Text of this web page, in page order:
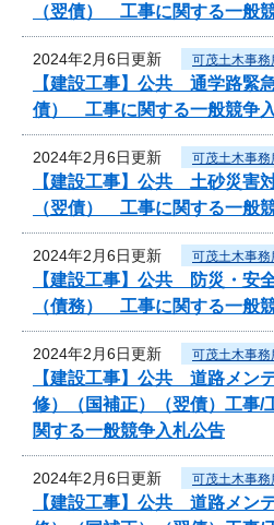
（翌債） 工事に関する一般
2024年2月6日更新 可茂土木事務
【建設工事】公共 通学路
債） 工事に関する一般競争
2024年2月6日更新 可茂土木事務
【建設工事】公共 土砂災害
（翌債） 工事に関する一般
2024年2月6日更新 可茂土木事務
【建設工事】公共 防災・安
（債務） 工事に関する一般
2024年2月6日更新 可茂土木事務
【建設工事】公共 道路メン
修）（国補正）（翌債）工事/
関する一般競争入札公告
2024年2月6日更新 可茂土木事務
【建設工事】公共 道路メン